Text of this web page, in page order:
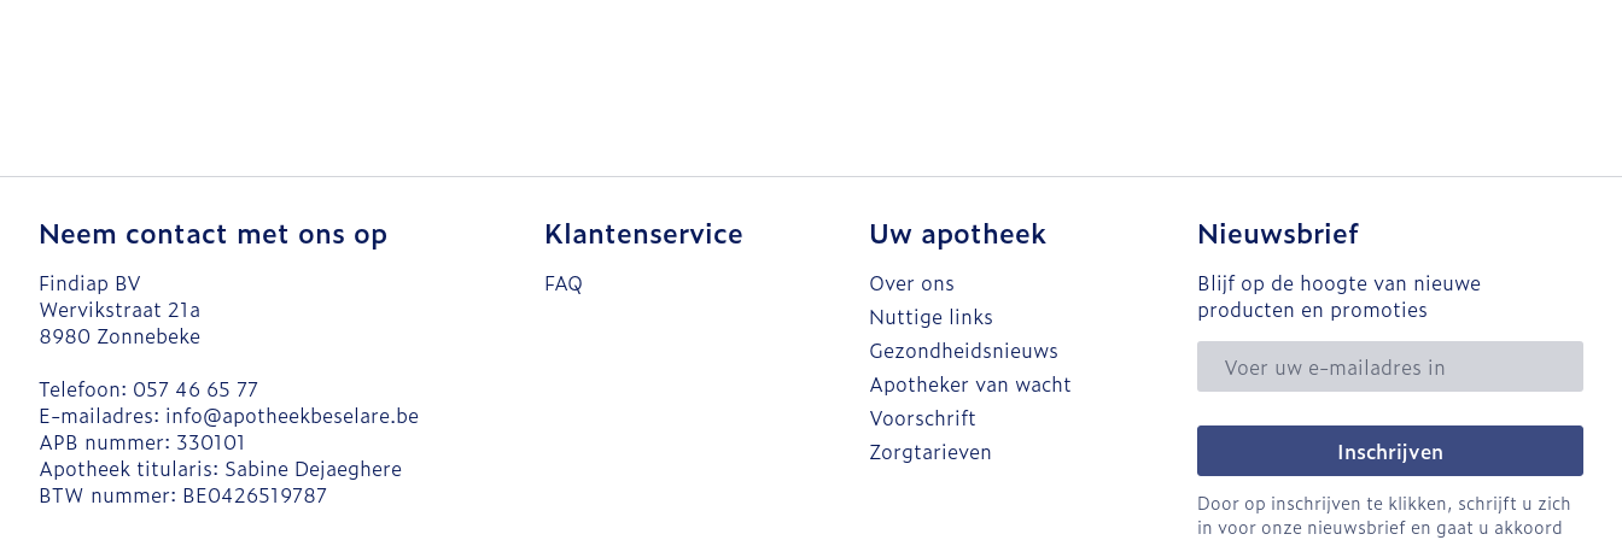
Neem contact met ons op
Findiap BV
Wervikstraat 21a
8980 Zonnebeke
Telefoon: 057 46 65 77
E-mailadres: info@apotheekbeselare.be
APB nummer: 330101
Apotheek titularis: Sabine Dejaeghere
BTW nummer: BE0426519787
Klantenservice
FAQ
Uw apotheek
Over ons
Nuttige links
Gezondheidsnieuws
Apotheker van wacht
Voorschrift
Zorgtarieven
Nieuwsbrief
Blijf op de hoogte van nieuwe
producten en promoties
E-mail adres
Inschrijven
Door op inschrijven te klikken, schrijft u zich
in voor onze nieuwsbrief en gaat u akkoord